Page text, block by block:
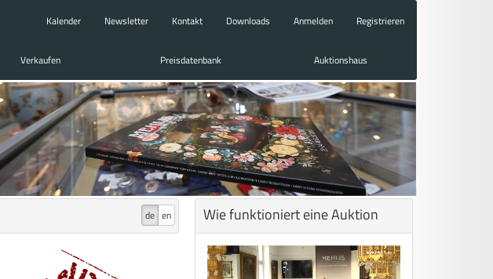
Kalender Newsletter Kontakt Downloads Anmelden Registrieren
Verkaufen Preisdatenbank Auktionshaus
de en Wie funktioniert eine Auktion